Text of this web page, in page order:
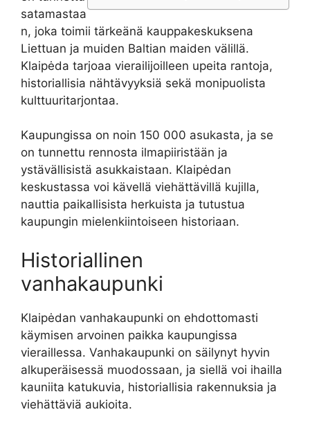
satamastaa
n, joka toimii tärkeänä kauppakeskuksena
Liettuan ja muiden Baltian maiden välillä.
Klaipėda tarjoaa vierailijoilleen upeita rantoja,
historiallisia nähtävyyksiä sekä monipuolista
kulttuuritarjontaa.
Kaupungissa on noin 150 000 asukasta, ja se
on tunnettu rennosta ilmapiiristään ja
ystävällisistä asukkaistaan. Klaipėdan
keskustassa voi kävellä viehättävillä kujilla,
nauttia paikallisista herkuista ja tutustua
kaupungin mielenkiintoiseen historiaan.
Historiallinen
vanhakaupunki
Klaipėdan vanhakaupunki on ehdottomasti
käymisen arvoinen paikka kaupungissa
vieraillessa. Vanhakaupunki on säilynyt hyvin
alkuperäisessä muodossaan, ja siellä voi ihailla
kauniita katukuvia, historiallisia rakennuksia ja
viehättäviä aukioita.